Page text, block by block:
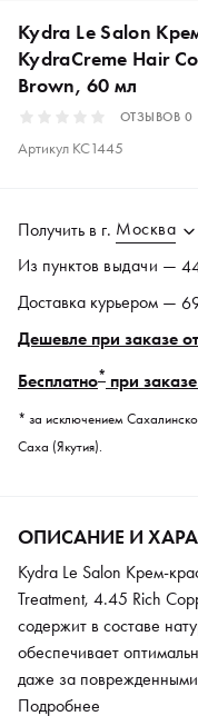
Kydra Le Salon
KydraCreme Hair
Brown, 60 мл
ОТЗЫВОВ 0
Артикул KC1445
Получить в г. Москва
Из пунктов выдачи —
Доставка курьером —
Дешевле при заказе
Бесплатно* при
* за исключением
Саха (Якутия).
ОПИСАНИЕ И
Kydra Le Salon Крем-
Treatment, 4.45 Rich
содержит в составе
обеспечивает
даже за
специальной формуле,
Подробнее